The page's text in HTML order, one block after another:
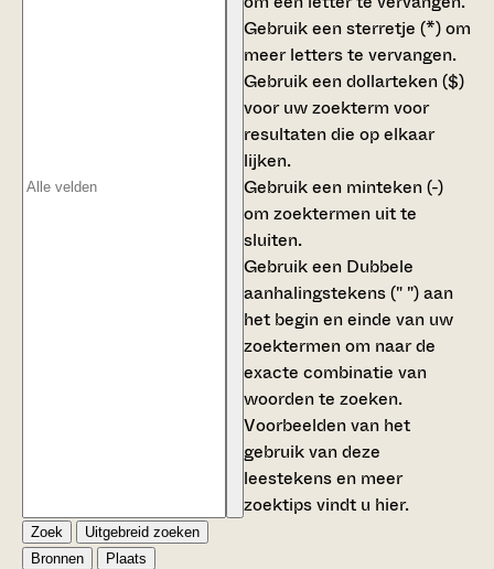
Gebruik eensterretje (*)om
meer letters te vervangen.
Gebruik eendollarteken ($)
voor uw zoekterm voor
resultaten die op elkaar
lijken.
Gebruik een minteken (-)
om zoektermen uit te
sluiten.
Gebruik een Dubbele
aanhalingstekens (" ")aan
het begin en einde van uw
zoektermen om naar de
exacte combinatie van
woorden te zoeken.
Voorbeelden van het
gebruik van deze
leestekens en meer
zoektips vindt u hier.
Zoek
Uitgebreid zoeken
Bronnen
Plaats